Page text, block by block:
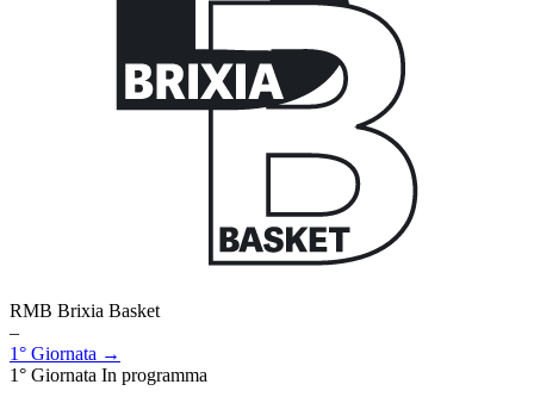
RMB Brixia Basket
–
1° Giornata →
1° Giornata In programma